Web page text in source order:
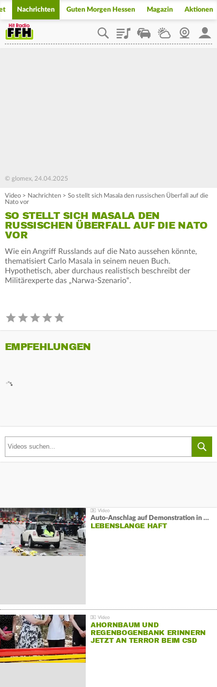
Nachrichten Guten Morgen Hessen Magazin Aktionen
PlaylistStaupilotWetterWebcam
© glomex, 24.04.2025
Video > Nachrichten > So stellt sich Masala den russischen Überfall auf die
Nato vor
SO STELLT SICH MASALA DEN
RUSSISCHEN ÜBERFALL AUF DIE NATO
VOR
Wie ein Angriff Russlands auf die Nato aussehen könnte,
thematisiert Carlo Masala in seinem neuen Buch.
Hypothetisch, aber durchaus realistisch beschreibt der
Militärexperte das „Narwa-Szenario“.
EMPFEHLUNGEN
Auto-Anschlag auf Demonstration in München:
LEBENSLANGE HAFT
AHORNBAUM UND
REGENBOGENBANK ERINNERN
JETZT AN TERROR BEIM CSD